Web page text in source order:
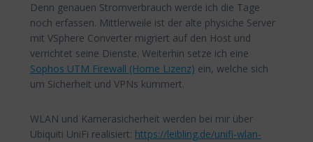
Denn genauen Stromverbrauch werde ich die Tage
noch erfassen. Mittlerweile ist der alte physiche Server
mit VSphere Converter migriert auf den Host und
verrichtet seine Dienste. Weiterhin setze ich eine
Sophos UTM Firewall (Home Lizenz) ein, welche sich
um Sicherheit und VPNs kümmert.
WLAN und Kamerasicherheit werden bei mir über
Ubiquiti UniFi realisiert: https://leibling.de/unifi-wlan-